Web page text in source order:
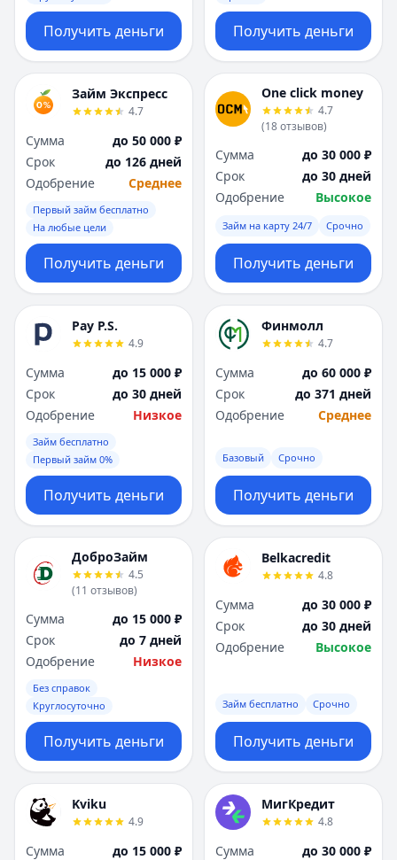
Получить деньги Получить деньги
Займ Экспресс
4.7
Сумма
до 50 000 ₽
Срок
до 126 дней
Одобрение
Среднее
Первый займ бесплатно
На любые цели
Получить деньги
One click money
4.7
(18отзывов)
Сумма
до 30 000 ₽
Срок
до 30 дней
Одобрение
Высокое
Займ на карту 24/7 Срочно
Получить деньги
Pay P.S.
4.9
Сумма
до 15 000 ₽
Срок
до 30 дней
Одобрение
Низкое
Займ бесплатно
Первый займ 0%
Получить деньги
Финмолл
4.7
Сумма
до 60 000 ₽
Срок
до 371 дней
Одобрение
Среднее
Базовый Срочно
Получить деньги
ДоброЗайм
4.5
(11 отзывов)
Сумма
до 15 000 ₽
Срок
до 7 дней
Одобрение
Низкое
Без справок
Круглосуточно
Получить деньги
Belkacredit
4.8
Сумма
до 30 000 ₽
Срок
до 30 дней
Одобрение
Высокое
Займ бесплатно Срочно
Получить деньги
Kviku
4.9
Сумма
до 15 000 ₽
МигКредит
4.8
Сумма
до 30 000 ₽